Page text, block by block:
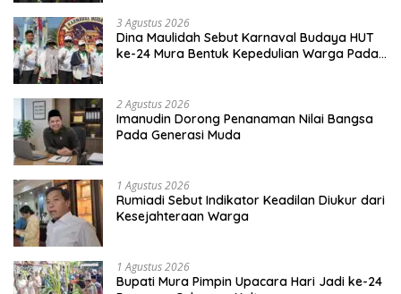
3 Agustus 2026
Dina Maulidah Sebut Karnaval Budaya HUT
ke-24 Mura Bentuk Kepedulian Warga Pada
2 Agustus 2026
Imanudin Dorong Penanaman Nilai Bangsa
Pada Generasi Muda
1 Agustus 2026
Rumiadi Sebut Indikator Keadilan Diukur dari
Kesejahteraan Warga
1 Agustus 2026
Bupati Mura Pimpin Upacara Hari Jadi ke-24